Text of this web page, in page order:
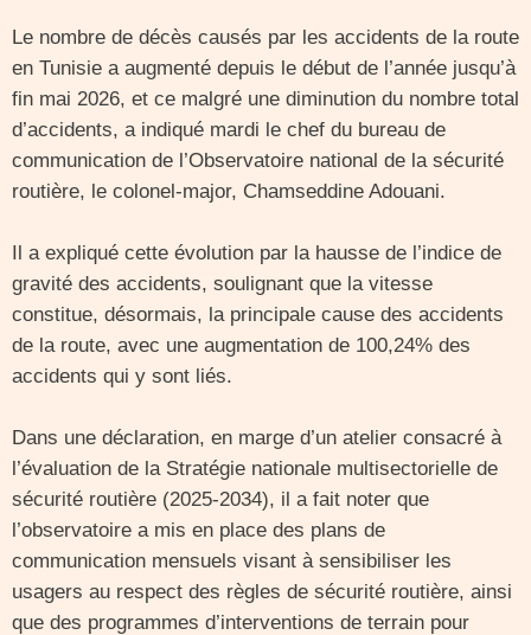
Le nombre de décès causés par les accidents de la route
en Tunisie a augmenté depuis le début de l’année jusqu’à
fin mai 2026, et ce malgré une diminution du nombre total
d’accidents, a indiqué mardi le chef du bureau de
communication de l’Observatoire national de la sécurité
routière, le colonel-major, Chamseddine Adouani.
Il a expliqué cette évolution par la hausse de l’indice de
gravité des accidents, soulignant que la vitesse
constitue, désormais, la principale cause des accidents
de la route, avec une augmentation de 100,24% des
accidents qui y sont liés.
Dans une déclaration, en marge d’un atelier consacré à
l’évaluation de la Stratégie nationale multisectorielle de
sécurité routière (2025-2034), il a fait noter que
l’observatoire a mis en place des plans de
communication mensuels visant à sensibiliser les
usagers au respect des règles de sécurité routière, ainsi
que des programmes d’interventions de terrain pour